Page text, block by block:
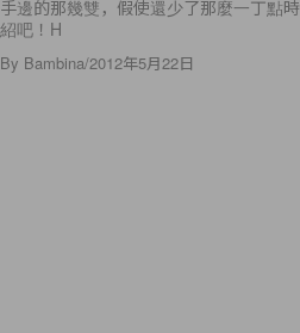
手邊的那幾雙，假使還少了那麼一丁點
紹吧！H
By Bambina/2012年5月22日